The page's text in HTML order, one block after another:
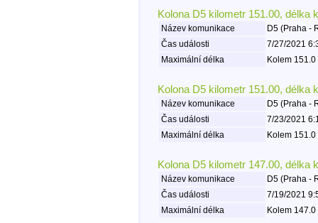
Kolona D5 kilometr 151.00, délka
Název komunikace
D5 (Praha -
Čas události
7/27/2021
Maximální délka
Kolem
Kolona D5 kilometr 151.00, délka
Název komunikace
D5 (Praha -
Čas události
7/23/2021
Maximální délka
Kolem
Kolona D5 kilometr 147.00, délka
Název komunikace
D5 (Praha -
Čas události
7/19/2021
Maximální délka
Kolem